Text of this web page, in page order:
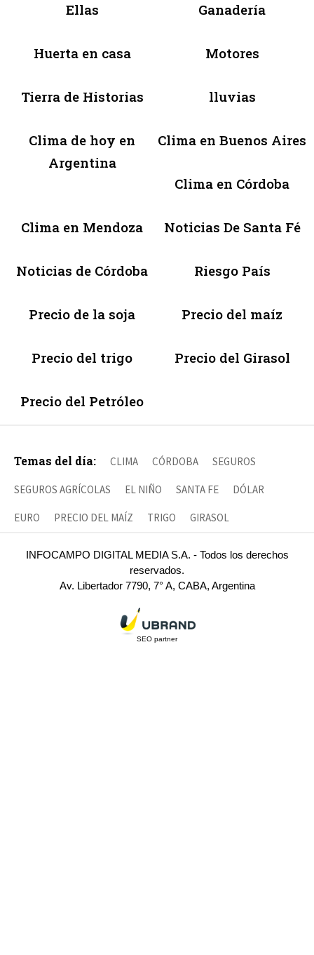
Ellas Ganadería
Huerta en casa Motores
Tierra de Historias lluvias
Clima de hoy en
Argentina
Clima en Buenos Aires
Clima en Córdoba
Clima en Mendoza Noticias De Santa Fé
Noticias de Córdoba Riesgo País
Precio de la soja Precio del maíz
Precio del trigo Precio del Girasol
Precio del Petróleo
Temas del día: CLIMA CÓRDOBA SEGUROS
SEGUROS AGRÍCOLAS EL NIÑO SANTA FE DÓLAR
EURO PRECIO DEL MAÍZ TRIGO GIRASOL
INFOCAMPO DIGITAL MEDIA S.A. - Todos los derechos
reservados.
Av. Libertador 7790, 7° A, CABA, Argentina
SEO partner